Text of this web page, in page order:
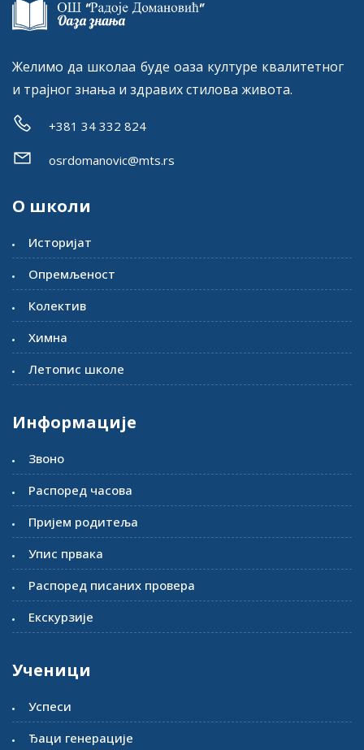
Желимо да школаа буде оаза културе квалитетног
и трајног знања и здравих стилова живота.
+381 34 332 824
osrdomanovic@mts.rs
О школи
Историјат
Опремљеност
Колектив
Химна
Летопис школе
Информације
Звоно
Распоред часова
Пријем родитеља
Упис првака
Распоред писаних провера
Екскурзије
Ученици
Успеси
Ђаци генерације